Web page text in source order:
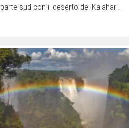
parte sud con il deserto del Kalahari.